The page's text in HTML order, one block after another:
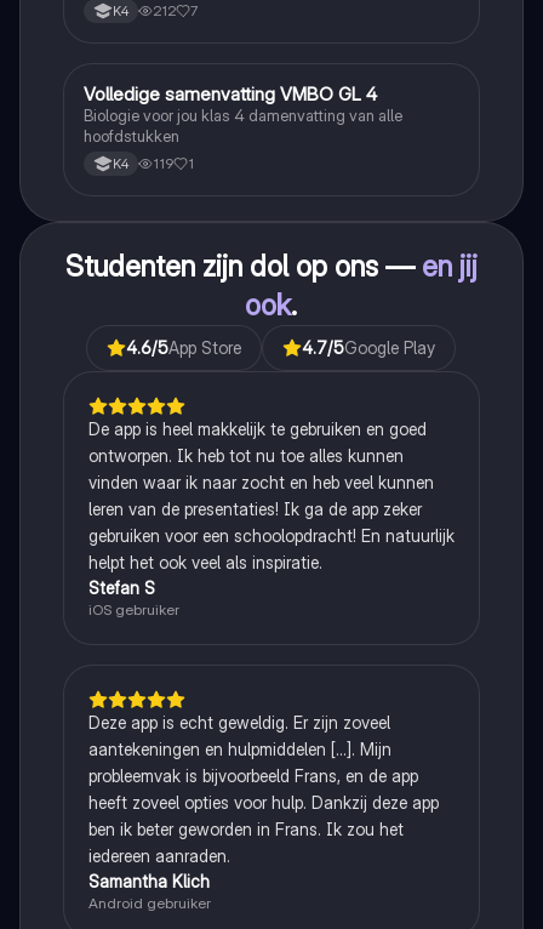
K4 212 7
Biologie
Volledige samenvatting VMBO GL 4
Biologie voor jou klas 4 damenvatting van alle
hoofdstukken
K4 119 1
Studenten zijn dol op ons — en jij
ook.
4.6/5App Store 4.7/5Google Play
De app is heel makkelijk te gebruiken en goed
ontworpen. Ik heb tot nu toe alles kunnen
vinden waar ik naar zocht en heb veel kunnen
leren van de presentaties! Ik ga de app zeker
gebruiken voor een schoolopdracht! En natuurlijk
helpt het ook veel als inspiratie.
Stefan S
iOS gebruiker
Deze app is echt geweldig. Er zijn zoveel
aantekeningen en hulpmiddelen [...]. Mijn
probleemvak is bijvoorbeeld Frans, en de app
heeft zoveel opties voor hulp. Dankzij deze app
ben ik beter geworden in Frans. Ik zou het
iedereen aanraden.
Samantha Klich
Android gebruiker